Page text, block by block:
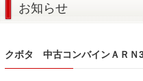
お知らせ
クボタ 中古コンバインＡＲＮ